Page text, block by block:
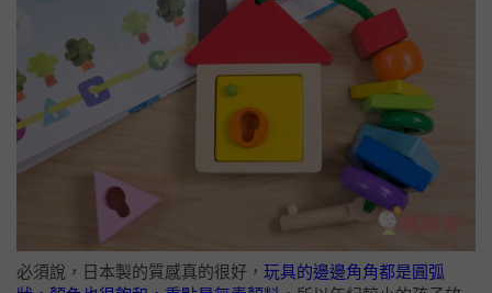
必須說，日本製的質感真的很好， 玩具的邊邊角角都是圓弧